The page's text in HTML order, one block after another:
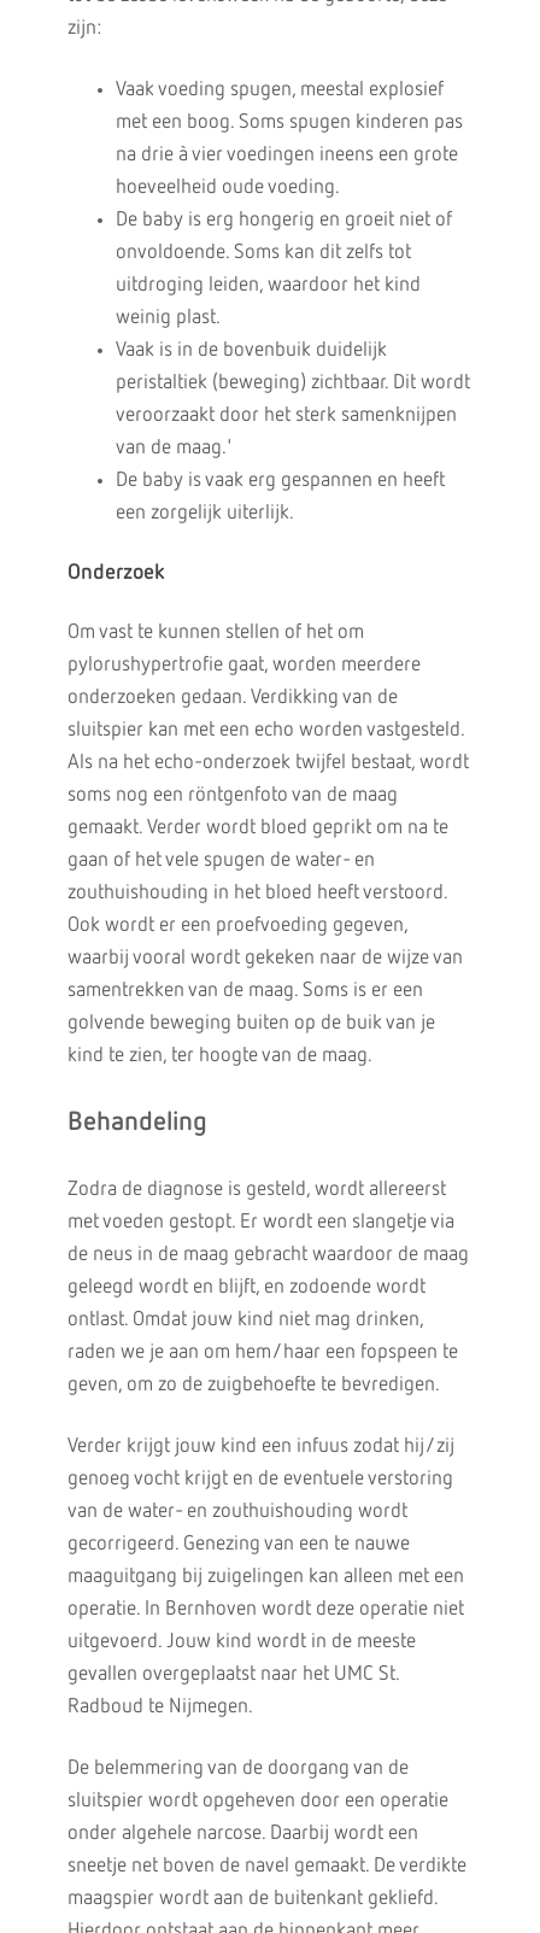
zijn:
Vaak voeding spugen, meestal explosief
met een boog. Soms spugen kinderen pas
na drie à vier voedingen ineens een grote
hoeveelheid oude voeding.
De baby is erg hongerig en groeit niet of
onvoldoende. Soms kan dit zelfs tot
uitdroging leiden, waardoor het kind
weinig plast.
Vaak is in de bovenbuik duidelijk
peristaltiek (beweging) zichtbaar. Dit wordt
veroorzaakt door het sterk samenknijpen
van de maag.'
De baby is vaak erg gespannen en heeft
een zorgelijk uiterlijk.
Onderzoek
Om vast te kunnen stellen of het om
pylorushypertrofie gaat, worden meerdere
onderzoeken gedaan. Verdikking van de
sluitspier kan met een echo worden vastgesteld.
Als na het echo-onderzoek twijfel bestaat, wordt
soms nog een röntgenfoto van de maag
gemaakt. Verder wordt bloed geprikt om na te
gaan of het vele spugen de water- en
zouthuishouding in het bloed heeft verstoord.
Ook wordt er een proefvoeding gegeven,
waarbij vooral wordt gekeken naar de wijze van
samentrekken van de maag. Soms is er een
golvende beweging buiten op de buik van je
kind te zien, ter hoogte van de maag.
Behandeling
Zodra de diagnose is gesteld, wordt allereerst
met voeden gestopt. Er wordt een slangetje via
de neus in de maag gebracht waardoor de maag
geleegd wordt en blijft, en zodoende wordt
ontlast. Omdat jouw kind niet mag drinken,
raden we je aan om hem/haar een fopspeen te
geven, om zo de zuigbehoefte te bevredigen.
Verder krijgt jouw kind een infuus zodat hij/zij
genoeg vocht krijgt en de eventuele verstoring
van de water- en zouthuishouding wordt
gecorrigeerd. Genezing van een te nauwe
maaguitgang bij zuigelingen kan alleen met een
operatie. In Bernhoven wordt deze operatie niet
uitgevoerd. Jouw kind wordt in de meeste
gevallen overgeplaatst naar het UMC St.
Radboud te Nijmegen.
De belemmering van de doorgang van de
sluitspier wordt opgeheven door een operatie
onder algehele narcose. Daarbij wordt een
sneetje net boven de navel gemaakt. De verdikte
maagspier wordt aan de buitenkant gekliefd.